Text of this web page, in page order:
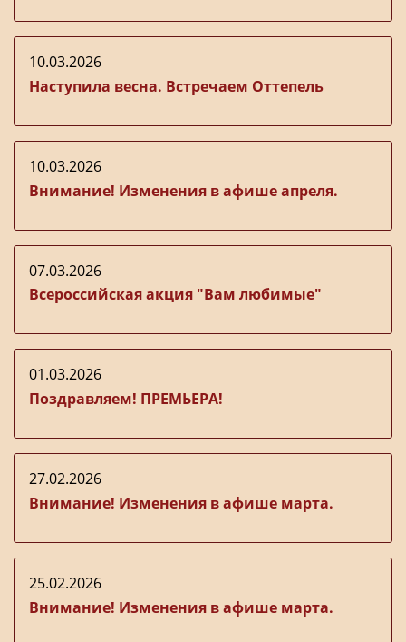
10.03.2026
Наступила весна. Встречаем Оттепель
10.03.2026
Внимание! Изменения в афише апреля.
07.03.2026
Всероссийская акция "Вам любимые"
01.03.2026
Поздравляем! ПРЕМЬЕРА!
27.02.2026
Внимание! Изменения в афише марта.
25.02.2026
Внимание! Изменения в афише марта.